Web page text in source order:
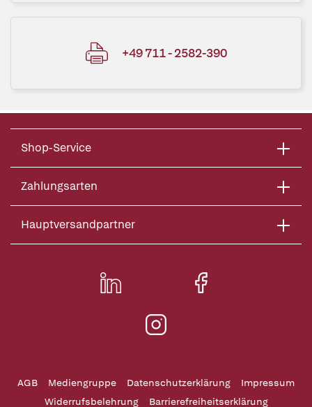
+49 711 - 2582-390
Shop-Service
Zahlungsarten
Hauptversandpartner
AGB Mediengruppe Datenschutzerklärung
Impressum
Widerrufsbelehrung
Barrierefreiheitserklärung